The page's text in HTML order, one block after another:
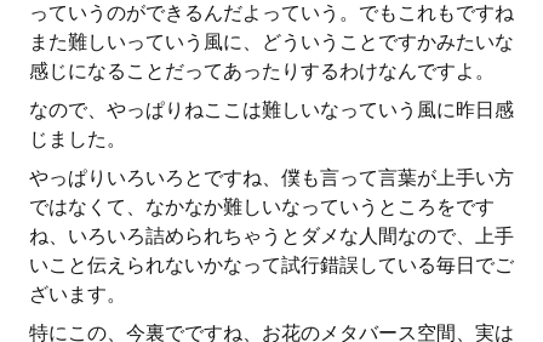
っていうのができるんだよっていう。でもこれもですね
また難しいっていう風に、どういうことですかみたいな
感じになることだってあったりするわけなんですよ。
なので、やっぱりねここは難しいなっていう風に昨日感
じました。
やっぱりいろいろとですね、僕も言って言葉が上手い方
ではなくて、なかなか難しいなっていうところをです
ね、いろいろ詰められちゃうとダメな人間なので、上手
いこと伝えられないかなって試行錯誤している毎日でご
ざいます。
特にこの、今裏でですね、お花のメタバース空間、実は